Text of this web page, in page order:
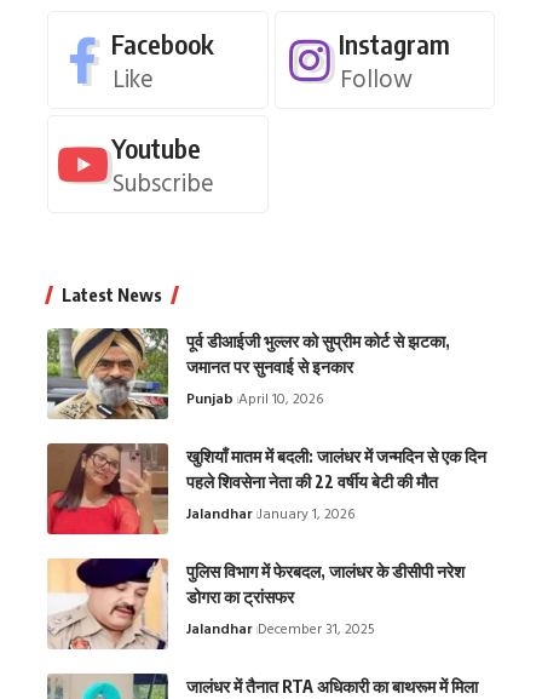
Facebook
Like
Instagram
Follow
Youtube
Subscribe
Latest News
पूर्व डीआईजी भुल्लर को सुप्रीम कोर्ट से झटका,
जमानत पर सुनवाई से इनकार
Punjab April 10, 2026
खुशियाँ मातम में बदली: जालंधर में जन्मदिन से एक दिन
पहले शिवसेना नेता की 22 वर्षीय बेटी की मौत
Jalandhar January 1, 2026
पुलिस विभाग में फेरबदल, जालंधर के डीसीपी नरेश
डोगरा का ट्रांसफर
Jalandhar December 31, 2025
जालंधर में तैनात RTA अधिकारी का बाथरूम में मिला